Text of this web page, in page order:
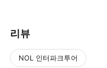
리뷰
NOL 인터파크투어